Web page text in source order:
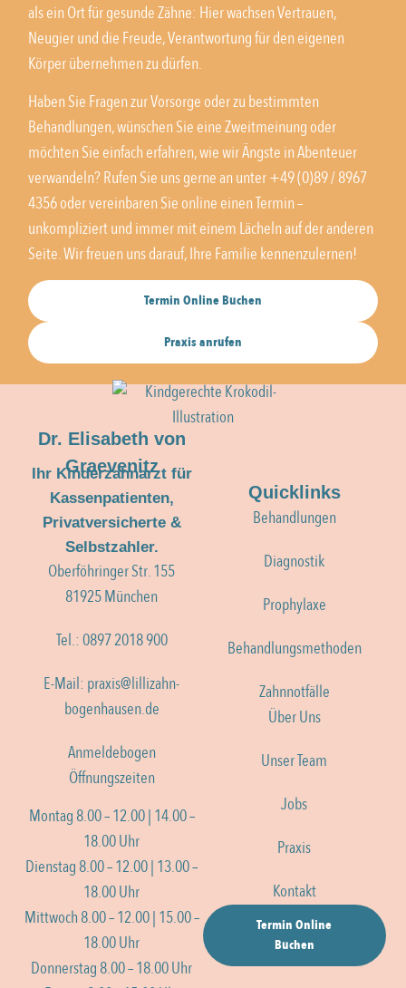
als ein Ort für gesunde Zähne: Hier wachsen Vertrauen,
Neugier und die Freude, Verantwortung für den eigenen
Körper übernehmen zu dürfen.
Haben Sie Fragen zur Vorsorge oder zu bestimmten
Behandlungen, wünschen Sie eine Zweitmeinung oder
möchten Sie einfach erfahren, wie wir Ängste in Abenteuer
verwandeln? Rufen Sie uns gerne an unter +49 (0)89 / 8967
4356 oder vereinbaren Sie online einen Termin –
unkompliziert und immer mit einem Lächeln auf der anderen
Seite. Wir freuen uns darauf, Ihre Familie kennenzulernen!
Termin Online Buchen
Praxis anrufen
Dr. Elisabeth von
Graevenitz
Ihr Kinderzahnarzt für
Kassenpatienten,
Privatversicherte &
Selbstzahler.
Oberföhringer Str. 155
81925 München
Tel.: 0897 2018 900
E-Mail: praxis@lillizahn-
bogenhausen.de
Anmeldebogen
Öffnungszeiten
Montag 8.00 – 12.00 | 14.00 –
18.00 Uhr
Dienstag 8.00 – 12.00 | 13.00 –
18.00 Uhr
Mittwoch 8.00 – 12.00 | 15.00 –
18.00 Uhr
Donnerstag 8.00 – 18.00 Uhr
Quicklinks
Behandlungen
Diagnostik
Prophylaxe
Behandlungsmethoden
Zahnnotfälle
Über Uns
Unser Team
Jobs
Praxis
Kontakt
Termin Online
Buchen